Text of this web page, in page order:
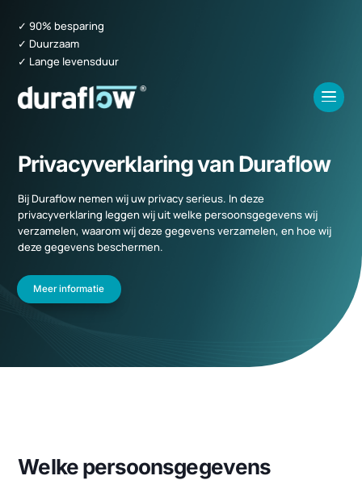
✓ 90% besparing
✓ Duurzaam
✓ Lange levensduur
Privacyverklaring van Duraflow
Bij Duraflow nemen wij uw privacy serieus. In deze
privacyverklaring leggen wij uit welke persoonsgegevens wij
verzamelen, waarom wij deze gegevens verzamelen, en hoe wij